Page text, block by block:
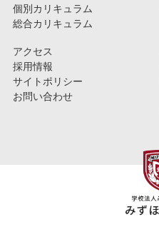
個別カリキュラム
総合カリキュラム
アクセス
採用情報
サイトポリシー
お問い合わせ